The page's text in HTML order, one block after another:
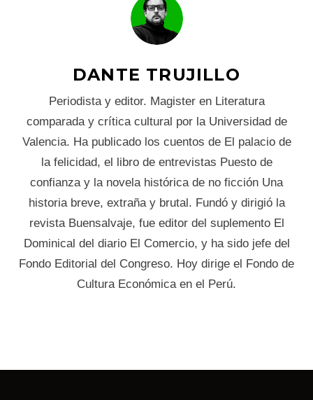
DANTE TRUJILLO
Periodista y editor. Magister en Literatura
comparada y crítica cultural por la Universidad de
Valencia. Ha publicado los cuentos de El palacio de
la felicidad, el libro de entrevistas Puesto de
confianza y la novela histórica de no ficción Una
historia breve, extraña y brutal. Fundó y dirigió la
revista Buensalvaje, fue editor del suplemento El
Dominical del diario El Comercio, y ha sido jefe del
Fondo Editorial del Congreso. Hoy dirige el Fondo de
Cultura Económica en el Perú.